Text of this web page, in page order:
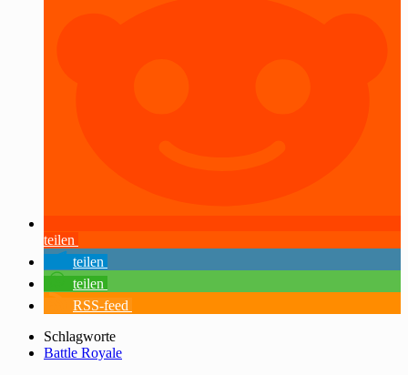
teilen
teilen
teilen
RSS-feed
Schlagworte
Battle Royale